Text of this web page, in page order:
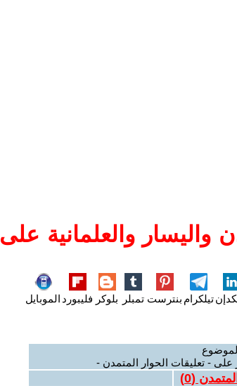
واليسار والعلمانية على
تيلكرام بنترست تمبلر بلوكر فليبورد الموبايل
على - تعليقات الحوار المتمدن -
(
0
)